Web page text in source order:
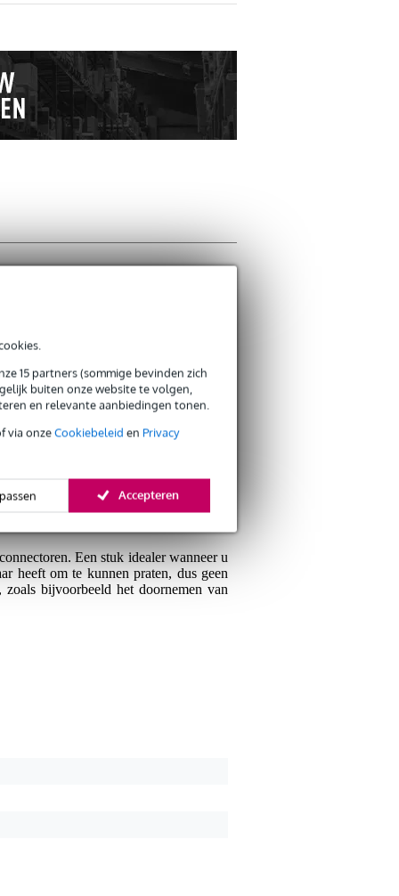
15 partners (sommige bevinden zich
buiten onze website te volgen,
en relevante aanbiedingen tonen.
via onzeCookiebeleid en Privacy
Accepteren
vaste installatie aan het aanleggen
is van alle gemakken om een
om voor uw situatie de juiste stations
Een stuk idealer wanneer u
heeft om te kunnen praten, dus geen
bijvoorbeeld het doornemen van